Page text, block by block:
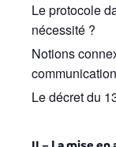
Le protocole
nécessité ?
Notions
Le décret du